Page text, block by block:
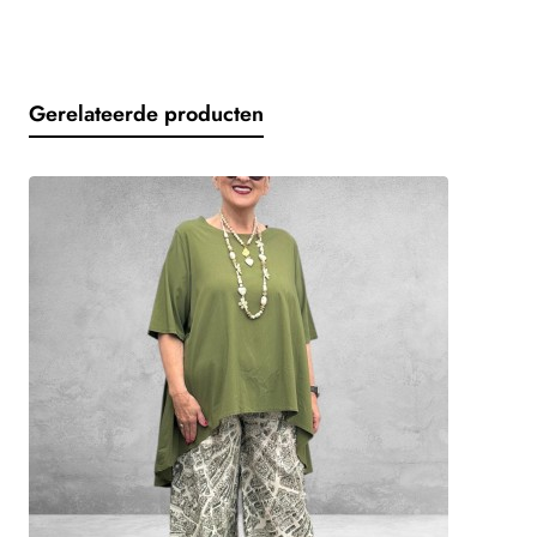
•
Grote decoratieve tas aan de voorkant
•
Materiaal: viscosemix
•
Pasvorm: losvallend en speels
Model: superwijd met diep kruis
Taille: elastische band (comfort fit)
Details:
Steekzakken
Materiaal:
75% viscose
25% nylon
Waarom jij dit setje wilt
•
✔️ Uniek door asymmetrisch design
•
✔️ Heerlijk luchtig en comfortabel
✔️ Perfect als complete outfit
Gerelateerde producten